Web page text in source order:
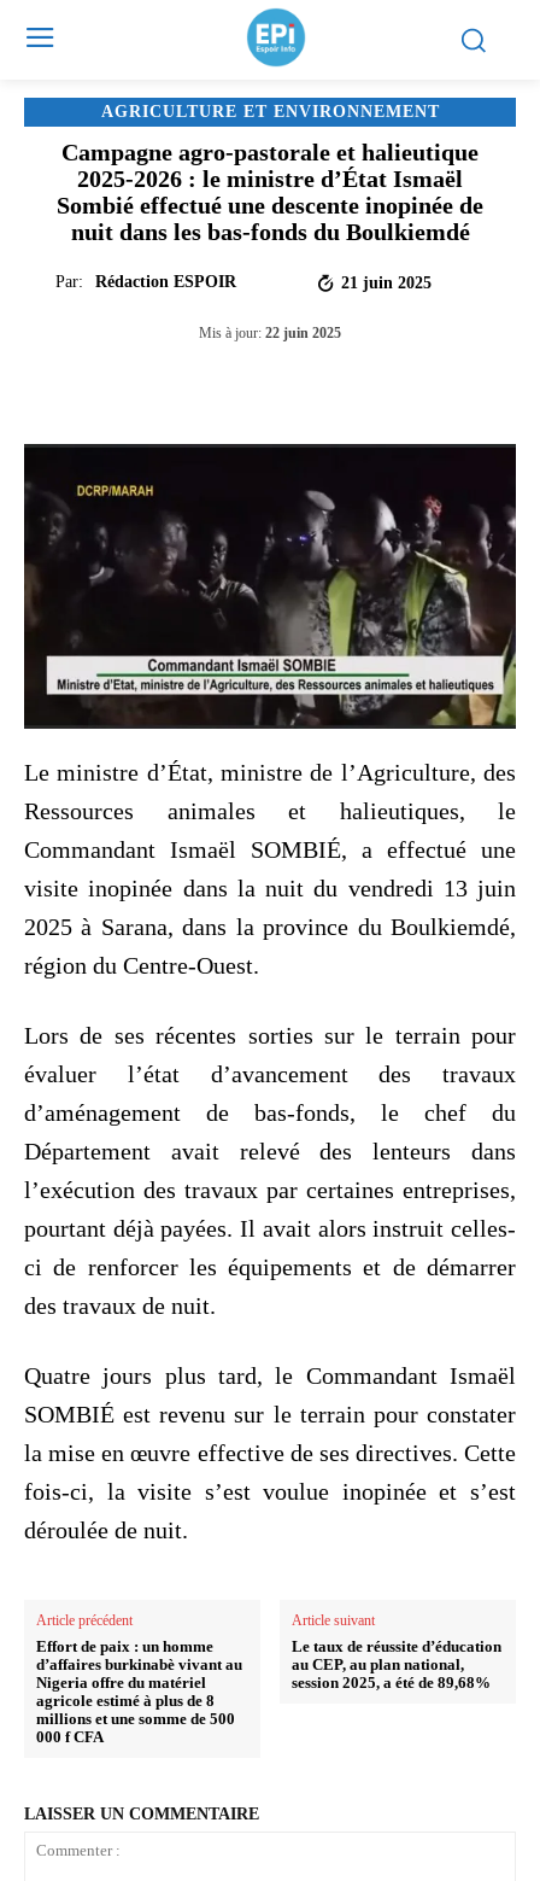
AGRICULTURE ET ENVIRONNEMENT
Campagne agro-pastorale et halieutique
2025-2026 : le ministre d’État Ismaël
Sombié effectué une descente inopinée de
nuit dans les bas-fonds du Boulkiemdé
Par: Rédaction ESPOIR 21 juin 2025
Mis à jour: 22 juin 2025
Le ministre d’État, ministre de l’Agriculture, des
Ressources animales et halieutiques, le
Commandant Ismaël SOMBIÉ, a effectué une
visite inopinée dans la nuit du vendredi 13 juin
2025 à Sarana, dans la province du Boulkiemdé,
région du Centre-Ouest.
Lors de ses récentes sorties sur le terrain pour
évaluer l’état d’avancement des travaux
d’aménagement de bas-fonds, le chef du
Département avait relevé des lenteurs dans
l’exécution des travaux par certaines entreprises,
pourtant déjà payées. Il avait alors instruit celles-
ci de renforcer les équipements et de démarrer
des travaux de nuit.
Quatre jours plus tard, le Commandant Ismaël
SOMBIÉ est revenu sur le terrain pour constater
la mise en œuvre effective de ses directives. Cette
fois-ci, la visite s’est voulue inopinée et s’est
déroulée de nuit.
Article précédent
Effort de paix : un homme
d’affaires burkinabè vivant au
Nigeria offre du matériel
agricole estimé à plus de 8
millions et une somme de 500
000 f CFA
Article suivant
Le taux de réussite d’éducation
au CEP, au plan national,
session 2025, a été de 89,68%
LAISSER UN COMMENTAIRE